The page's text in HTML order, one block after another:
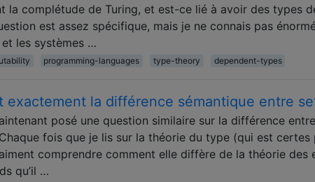
la complétude de Turing, et est-ce lié à avoir des types
est assez spécifique, mais je ne connais pas
les systèmes …
programming-languages type-theory dependent-types
exactement la différence sémantique entre
posé une question similaire sur la différence
fois que je lis sur la théorie du type (qui est
comprendre comment elle diffère de la théorie des
qu’il …